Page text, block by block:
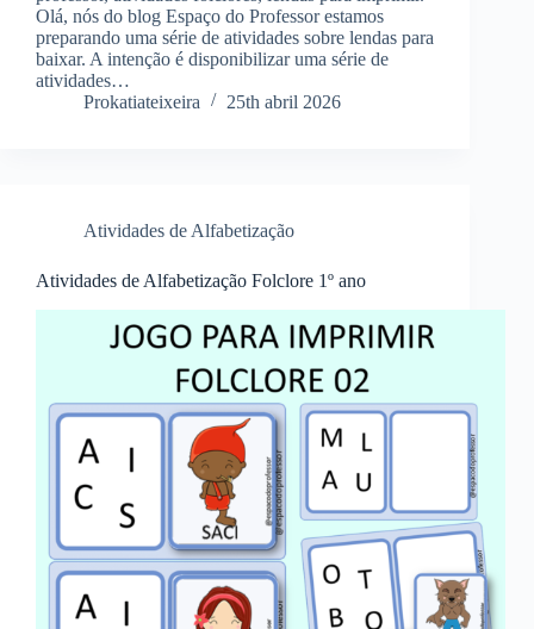
Olá, nós do blog Espaço do Professor estamos
preparando uma série de atividades sobre lendas para
baixar. A intenção é disponibilizar uma série de
atividades…
Prokatiateixeira
25th abril 2026
Atividades de Alfabetização
Atividades de Alfabetização Folclore 1º ano